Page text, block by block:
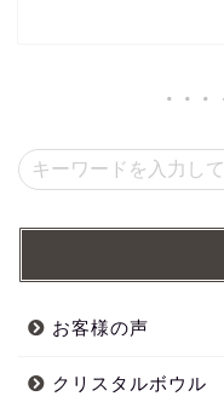
お客様の声
クリスタルボウル